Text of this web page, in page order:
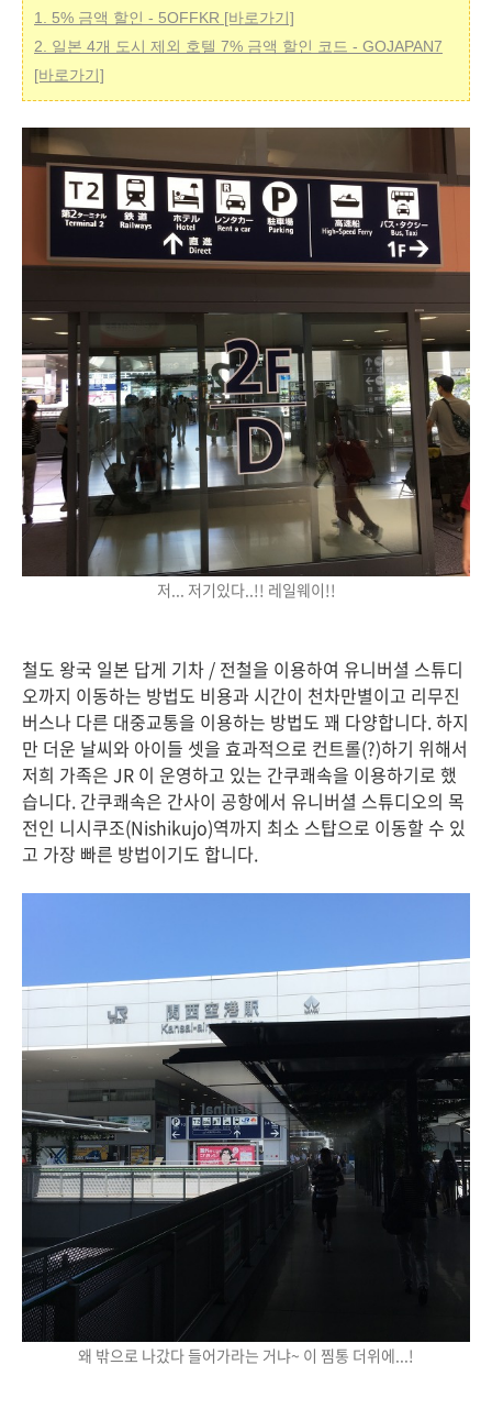
1. 5% 금액 할인 - 5OFFKR [바로가기]
2. 일본 4개 도시 제외 호텔 7% 금액 할인 코드 - GOJAPAN7
[바로가기]
저... 저기있다..!! 레일웨이!!
철도 왕국 일본 답게 기차 / 전철을 이용하여 유니버셜 스튜디
오까지 이동하는 방법도 비용과 시간이 천차만별이고 리무진
버스나 다른 대중교통을 이용하는 방법도 꽤 다양합니다. 하지
만 더운 날씨와 아이들 셋을 효과적으로 컨트롤(?)하기 위해서
저희 가족은 JR 이 운영하고 있는 간쿠쾌속을 이용하기로 했
습니다. 간쿠쾌속은 간사이 공항에서 유니버셜 스튜디오의 목
전인 니시쿠조(Nishikujo)역까지 최소 스탑으로 이동할 수 있
고 가장 빠른 방법이기도 합니다.
왜 밖으로 나갔다 들어가라는 거냐~ 이 찜통 더위에...!